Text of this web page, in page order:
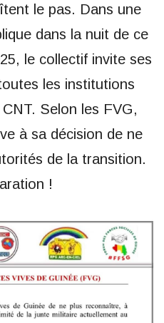
le pas. Dans une
dans la nuit de ce
le collectif invite ses
les institutions
Selon les FVG,
à sa décision de ne
de la transition.
!